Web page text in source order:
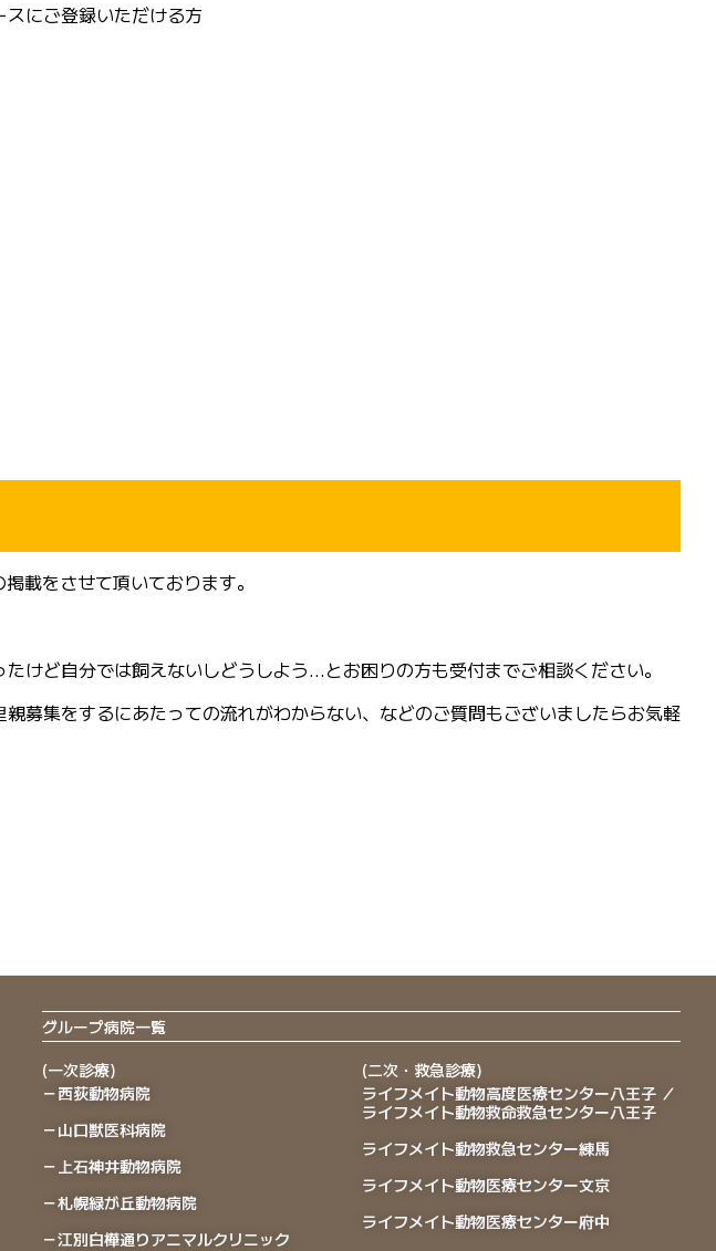
にご登録いただける方
載をさせて頂いております。
けど自分では飼えないしどうしよう…とお困りの方も受付までご相談ください。
募集をするにあたっての流れがわからない、などのご質問もございましたらお気軽
グループ病院一覧
(一次診療)
－西荻動物病院
－山口獣医科病院
－上石神井動物病院
－札幌緑が丘動物病院
－江別白樺通りアニマルクリニック
(二次・救急診療)
ライフメイト動物高度医療センター八王子 ／
ライフメイト動物救命救急センター八王子
ライフメイト動物救急センター練馬
ライフメイト動物医療センター文京
ライフメイト動物医療センター府中